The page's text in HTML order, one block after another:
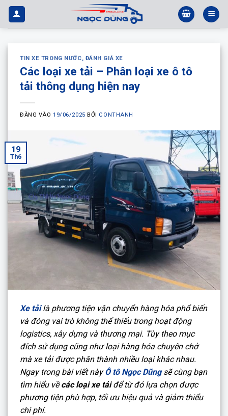
Bỏ
qua
nội
TIN XE TRONG NƯỚC, ĐÁNH GIÁ XE
Các loại xe tải – Phân loại xe ô tô
tải thông dụng hiện nay
ĐĂNG VÀO19/06/2025 BỞI CONTHANH
19
Th6
Xe tảilà phương tiện vận chuyển hàng hóa phổ biến
và đóng vai trò không thể thiếu trong hoạt động
logistics, xây dựng và thương mại. Tùy theo mục
đích sử dụng cũng như loại hàng hóa chuyên chở
mà xe tải được phân thành nhiều loại khác nhau.
Ngay trong bài viết nàyÔ tô Ngọc Dũngsẽ cùng bạn
tìm hiểu vềcác loại xe tảiđể từ đó lựa chọn được
phương tiện phù hợp, tối ưu hiệu quả và giảm thiểu
chi phí.